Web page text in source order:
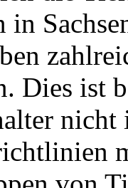
in
Dies ist
nicht